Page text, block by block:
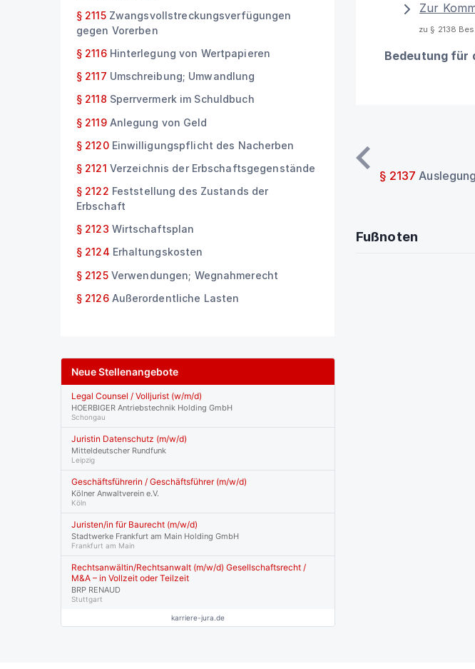
§ 2115 Zwangsvollstreckungsverfügungen
gegen Vorerben
§ 2116 Hinterlegung von Wertpapieren
§ 2117 Umschreibung; Umwandlung
§ 2118 Sperrvermerk im Schuldbuch
§ 2119 Anlegung von Geld
§ 2120 Einwilligungspflicht des Nacherben
§ 2121 Verzeichnis der Erbschaftsgegenstände
§ 2122 Feststellung des Zustands der
Erbschaft
§ 2123 Wirtschaftsplan
§ 2124 Erhaltungskosten
§ 2125 Verwendungen; Wegnahmerecht
§ 2126 Außerordentliche Lasten
Zur
zu § 2138
Bedeutung für
§ 2137
Fußnoten